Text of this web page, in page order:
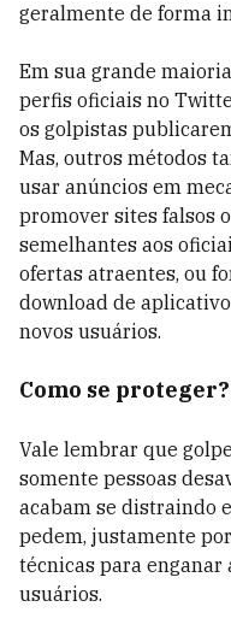
geralmente de forma
Em sua grande
perfis oficiais no
os golpistas
Mas, outros métodos
usar anúncios em
promover sites falsos
semelhantes aos
ofertas atraentes, ou
download de
novos usuários.
Como se proteger?
Vale lembrar que
somente pessoas
acabam se distraindo
pedem, justamente
técnicas para enganar
usuários.